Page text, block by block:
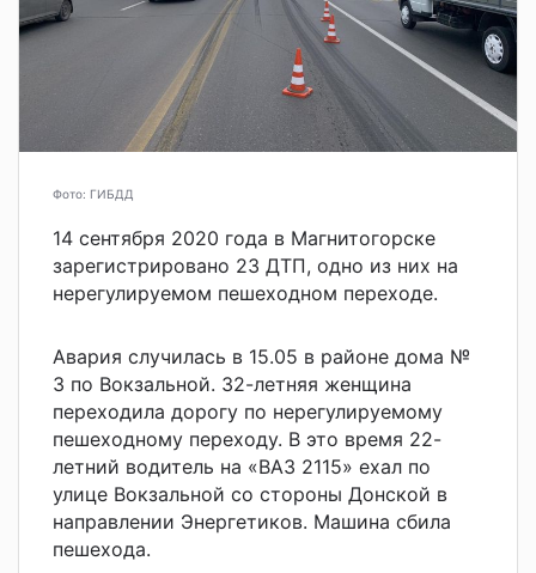
Фото: ГИБДД
14 сентября 2020 года в Магнитогорске
зарегистрировано 23 ДТП, одно из них на
нерегулируемом пешеходном переходе.
Авария случилась в 15.05 в районе дома №
3 по Вокзальной. 32-летняя женщина
переходила дорогу по нерегулируемому
пешеходному переходу. В это время 22-
летний водитель на «ВАЗ 2115» ехал по
улице Вокзальной со стороны Донской в
направлении Энергетиков. Машина сбила
пешехода.